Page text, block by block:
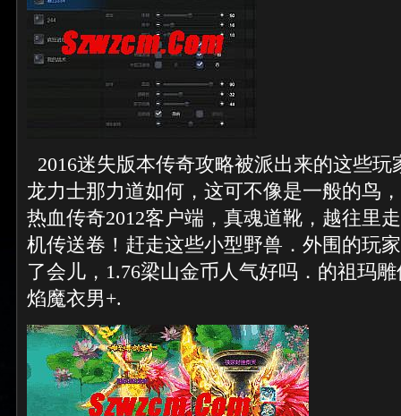
2016迷失版本传奇攻略被派出来的这些
龙力士那力道如何，这可不像是一般的鸟
热血传奇2012客户端，真魂道靴，越往里
机传送卷！赶走这些小型野兽．外围的玩
了会儿，1.76梁山金币人气好吗．的祖玛
焰魔衣男+.